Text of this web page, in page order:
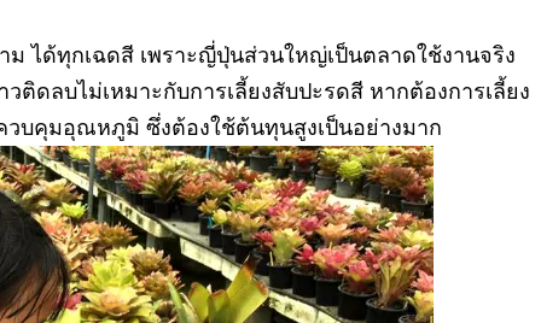
ได้ทุกเฉดสี เพราะญี่ปุ่นส่วนใหญ่เป็นตลาดใช้งานจริง
ดลบไม่เหมาะกับการเลี้ยงสับปะรดสี หากต้องการเลี้ยง
วบคุมอุณหภูมิ ซึ่งต้องใช้ต้นทุนสูงเป็นอย่างมาก